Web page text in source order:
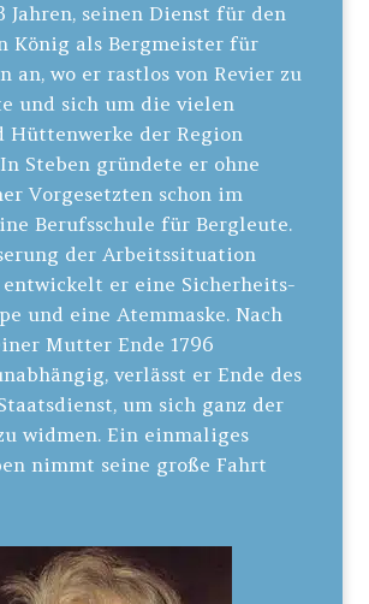
Jahren, seinen Dienst für den
König als Bergmeister für
an, wo er rastlos von Revier zu
und sich um die vielen
Hüttenwerke der Region
Steben gründete er ohne
Vorgesetzten schon im
Berufsschule für Bergleute.
der Arbeitssituation
er eine Sicherheits-
und eine Atemmaske. Nach
Mutter Ende 1796
verlässt er Ende des
um sich ganz der
widmen. Ein einmaliges
nimmt seine große Fahrt